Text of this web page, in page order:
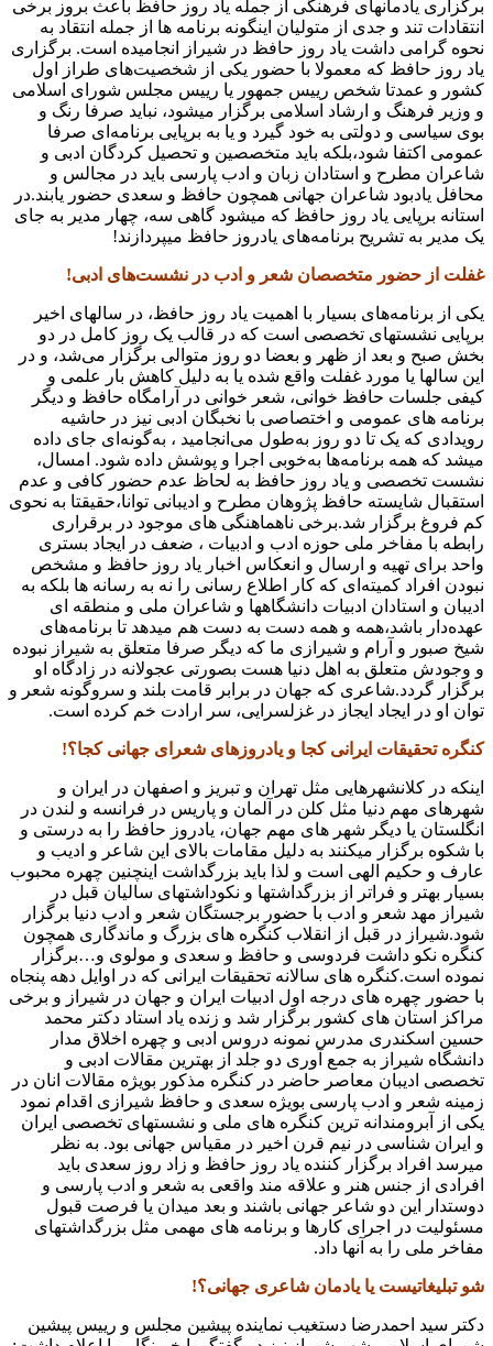
برگزاری یادمانهای فرهنگی از جمله یاد روز حافظ باعث بروز برخی
انتقادات تند و جدی از متولیان اینگونه برنامه ها از جمله انتقاد به
نحوه‌ گرامی‌ داشت یاد روز حافظ در شیراز انجامیده است. برگزاری
یاد روز حافظ که معمولا با حضور یکی از شخصیت‌های طراز اول
کشور و عمدتا شخص رییس‌ جمهور یا رییس مجلس شورای اسلامی
و وزیر فرهنگ و ارشاد اسلامی برگزار میشود، نباید صرفا رنگ و
بوی سیاسی و دولتی به خود گیرد و یا به برپایی برنامه‌ای صرفا
عمومی اکتفا شود،بلکه باید متخصصین و تحصیل کردگان ادبی و
شاعران مطرح و استادان زبان و ادب پارسی باید در مجالس و
محافل یادبود شاعران جهانی همچون حافظ و سعدی حضور یابند.در
استانه برپایی یاد روز حافظ که میشود گاهی سه، چهار مدیر به‌ جای
یک مدیر به تشریح برنامه‌های یادروز حافظ میپردازند!
غفلت از حضور متخصصان شعر و ادب در نشست‌های ادبی!
یکی از برنامه‌های بسیار با اهمیت یاد روز حافظ، در سالهای اخیر
برپایی نشستهای تخصصی است که در قالب یک روز کامل در دو
بخش صبح و بعد از ظهر و بعضا دو روز متوالی برگزار می‌شد، و در
این سالها یا مورد غفلت واقع شده یا به دلیل کاهش بار علمی و
کیفی جلسات حافظ‌ خوانی، شعر خوانی در آرامگاه حافظ و دیگر
برنامه‌ های عمومی و اختصاصی با نخبگان ادبی نیز در حاشیه
رویدادی که یک تا دو روز به‌طول می‌انجامید ، به‌گونه‌ای جای داده
میشد که همه برنامه‌ها به‌خوبی اجرا و پوشش داده شود. امسال،
نشست تخصصی و یاد روز حافظ به لحاظ عدم حضور کافی و عدم
استقبال شایسته حافظ‌ پژوهان مطرح و ادیبانی توانا،حقیقتا به نحوی
کم‌ فروغ برگزار شد.برخی ناهماهنگی‌ های موجود در برقراری
رابطه با مفاخر ملی حوزه ادب و ادبیات ، ضعف در ایجاد بستری
واحد برای تهیه و ارسال و انعکاس اخبار یاد روز حافظ و مشخص
نبودن افراد کمیته‌ای که کار اطلاع‌ رسانی را نه به رسانه ها بلکه به
ادیبان و استادان ادبیات دانشگاهها و شاعران ملی و منطقه ای
عهده‌دار باشد،همه و همه دست به دست هم میدهد تا برنامه‌های
شیخ صبور و آرام و شیرازی ما که دیگر صرفا متعلق به شیراز نبوده
و وجودش متعلق به اهل دنیا هست بصورتی عجولانه در زادگاه او
برگزار گردد.شاعری که جهان در برابر قامت بلند و سروگونه شعر و
توان او در ایجاد ایجاز در غزلسرایی، سر ارادت خم کرده است.
کنگره تحقیقات ایرانی کجا و یادروزهای شعرای جهانی کجا؟!
اینکه در کلانشهرهایی مثل تهران و تبریز و اصفهان در ایران و
شهرهای مهم دنیا مثل کلن در آلمان و پاریس در فرانسه و لندن در
انگلستان یا دیگر شهر های مهم جهان، یادروز حافظ را به درستی و
با شکوه برگزار میکنند به دلیل مقامات بالای این شاعر و ادیب و
عارف و حکیم الهی است و لذا باید بزرگداشت اینچنین چهره محبوب
بسیار بهتر و فراتر از بزرگداشتها و نکوداشتهای سالیان قبل در
شیراز مهد شعر و ادب با حضور برجستگان شعر و ادب دنیا برگزار
شود.شیراز در قبل از انقلاب کنگره های بزرگ و ماندگاری همچون
کنگره نکو داشت فردوسی و حافظ و سعدی و مولوی و…برگزار
نموده است.کنگره های سالانه تحقیقات ایرانی که در اوایل دهه پنجاه
با حضور چهره های درجه اول ادبیات ایران و جهان در شیراز و برخی
مراکز استان های کشور برگزار شد و زنده یاد استاد دکتر محمد
حسین اسکندری مدرس نمونه دروس ادبی و چهره اخلاق مدار
دانشگاه شیراز به جمع آوری دو جلد از بهترین مقالات ادبی و
تخصصی ادیبان معاصر حاضر در کنگره مذکور بویژه مقالات انان در
زمینه شعر و ادب پارسی بویژه سعدی و حافظ شیرازی اقدام نمود
یکی از آبرومندانه ترین کنگره های ملی و نشستهای تخصصی ایران
و ایران شناسی در نیم قرن اخیر در مقیاس جهانی بود. به نظر
میرسد افراد برگزار کننده یاد روز حافظ و زاد روز سعدی باید
افرادی از جنس هنر و علاقه مند واقعی به شعر و ادب پارسی و
دوستدار این دو شاعر جهانی باشند و بعد میدان یا فرصت قبول
مسئولیت در اجرای کارها و برنامه های مهمی مثل بزرگداشتهای
مفاخر ملی را به آنها داد.
شو تبلیغاتیست یا یادمان شاعری جهانی؟!
دکتر سید احمدرضا دستغیب نماینده پیشین مجلس و رییس پیشین